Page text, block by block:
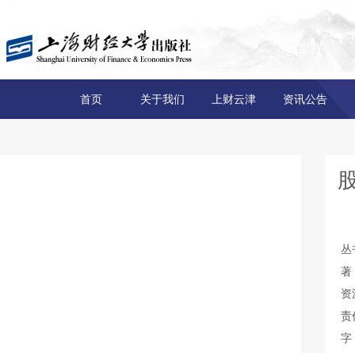
首页 关于我们 上财云津 资讯公告
丛
著
资
责